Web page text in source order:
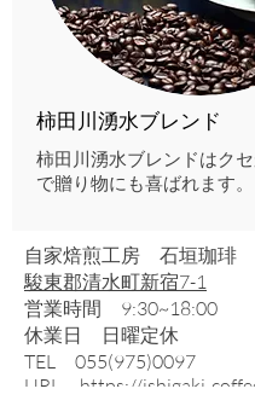
​柿田川湧水ブレンド
柿田川湧水ブレンドはク
で贈り物にも喜ばれます。
自家焙煎工房 石垣珈琲
駿東郡清水町新宿7-1
営業時間 9:30~18:00
休業日 日曜定休
​TEL 055(975)0097
URL https://ishigaki-